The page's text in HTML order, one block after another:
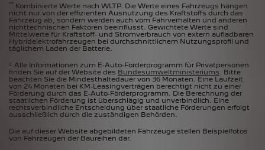
** Kombinierte Werte nach WLTP. Die Werte eines Fahrzeugs hängen
nicht nur von der effizienten Ausnutzung des Kraftstoffs durch das
Fahrzeug ab, sondern werden auch vom Fahrverhalten und anderen
nichttechnischen Faktoren beeinflusst. Gewichtete Werte sind
Mittelwerte für Kraftstoff- und Stromverbrauch von extern aufladbaren
Hybridelektrofahrzeugen bei durchschnittlichem Nutzungsprofil und
täglichem Laden der Batterie.
c Alle Informationen zum E-Auto-Förderprogramm für Privatpersonen
finden Sie auf der Website des Bundesumweltministeriums. Bitte
beachten Sie die Mindesthaltedauer von 36 Monaten. Eine Laufzeit
von 24 Monaten bei KM-Leasingverträgen berechtigt nicht zu einer
Förderung durch das E-Auto-Förderprogramm. Die Berechnung der
staatlichen Förderung ist überschlägig und unverbindlich. Eine
rechtsverbindliche Entscheidung über staatliche Förderungen erfolgt
ausschließlich durch die zuständigen Behörden.
Die auf dieser Website abgebildeten Fahrzeuge stellen Beispielfotos
von Fahrzeugen der Baureihen dar.